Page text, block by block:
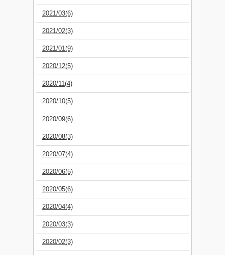
2021/03(6)
2021/02(3)
2021/01(9)
2020/12(5)
2020/11(4)
2020/10(5)
2020/09(6)
2020/08(3)
2020/07(4)
2020/06(5)
2020/05(6)
2020/04(4)
2020/03(3)
2020/02(3)